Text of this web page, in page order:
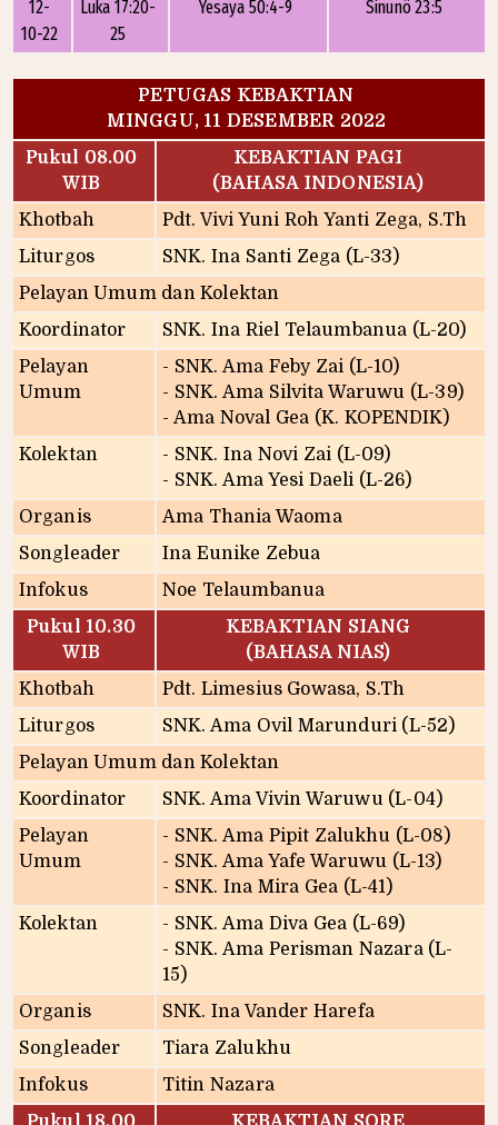
12-
10-22
Luka 17:20-
25
Yesaya 50:4-9 Sinunö 23:5
PETUGAS KEBAKTIAN
MINGGU, 11 DESEMBER 2022
Pukul 08.00
WIB
KEBAKTIAN PAGI
(BAHASA INDONESIA)
Khotbah
Pdt. Vivi Yuni Roh Yanti Zega, S.Th
Liturgos
SNK. Ina Santi Zega (L-33)
Pelayan Umum dan Kolektan
Koordinator
SNK. Ina Riel Telaumbanua (L-20)
Pelayan
Umum
- SNK. Ama Feby Zai (L-10)
- SNK. Ama Silvita Waruwu (L-39)
- Ama Noval Gea (K. KOPENDIK)
Kolektan
- SNK. Ina Novi Zai (L-09)
- SNK. Ama Yesi Daeli (L-26)
Organis
Ama Thania Waoma
Songleader
Ina Eunike Zebua
Infokus
Noe Telaumbanua
Pukul 10.30
WIB
KEBAKTIAN SIANG
(BAHASA NIAS)
Khotbah
Pdt. Limesius Gowasa, S.Th
Liturgos
SNK. Ama Ovil Marunduri (L-52)
Pelayan Umum dan Kolektan
Koordinator
SNK. Ama Vivin Waruwu (L-04)
Pelayan
Umum
- SNK. Ama Pipit Zalukhu (L-08)
- SNK. Ama Yafe Waruwu (L-13)
- SNK. Ina Mira Gea (L-41)
Kolektan
- SNK. Ama Diva Gea (L-69)
- SNK. Ama Perisman Nazara (L-
15)
Organis
SNK. Ina Vander Harefa
Songleader
Tiara Zalukhu
Infokus
Titin Nazara